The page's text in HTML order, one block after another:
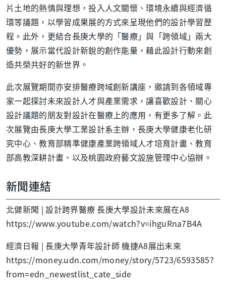
片土地的熱情與理想，投入人文關懷、環境永續與經濟循
環等議題，以學習成果展的方式來呈現他們的設計學習歷
程。此外，更結合長庚大學的「醫療」與「跨領域」兩大
優勢，展示當代設計新銳的創作能量，藉此設計行動來創
造共榮共好的新世界。
此次展覽期間亦安排醫療跨域創新講座，邀請到各領域專
家一起探討未來設計人才與產業需求，讓喜歡設計、關心
設計議題的朋友對設計在醫療上的應用，有更多了解。此
次展覽由長庚大學工業設計系主辦，長庚大學健康老化研
究中心、教育部精準健康產業跨領域人才培育計畫、教育
部高教深耕計畫、以及桃園政府藝文設施管理中心協辦。
新聞連結
北健新聞 | 設計跨界醫療 長庚大學設計未來展在A8
https://www.youtube.com/watch?v=ihguRna7B4A
經濟日報 | 長庚大學青年設計師 機捷A8展出未來
https://money.udn.com/money/story/5723/6593585?
from=edn_newestlist_cate_side